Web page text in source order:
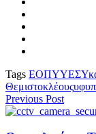
Tags ΕΟΠΥΥΕΣΥ
Θεμιστοκλέους
Previous Post